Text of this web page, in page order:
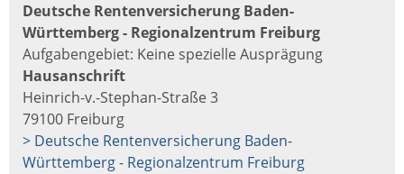
Deutsche Rentenversicherung Baden-
Württemberg - Regionalzentrum Freiburg
Aufgabengebiet: Keine spezielle Ausprägung
Hausanschrift
Heinrich-v.-Stephan-Straße 3
79100 Freiburg
> Deutsche Rentenversicherung Baden-
Württemberg - Regionalzentrum Freiburg